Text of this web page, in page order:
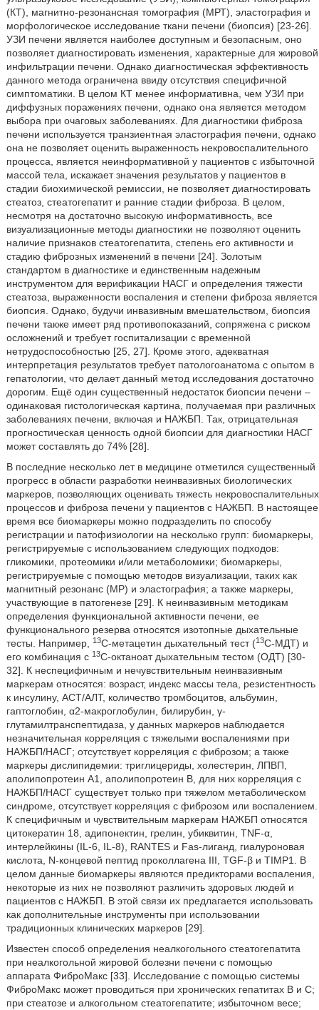
(КТ), магнитно-резонансная томография (МРТ), эластография и
морфологическое исследование ткани печени (биопсия) [23-26].
УЗИ печени является наиболее доступным и безопасным, оно
позволяет диагностировать изменения, характерные для жировой
инфильтрации печени. Однако диагностическая эффективность
данного метода ограничена ввиду отсутствия специфичной
симптоматики. В целом КТ менее информативна, чем УЗИ при
диффузных поражениях печени, однако она является методом
выбора при очаговых заболеваниях. Для диагностики фиброза
печени используется транзиентная эластография печени, однако
она не позволяет оценить выраженность некровоспалительного
процесса, является неинформативной у пациентов с избыточной
массой тела, искажает значения результатов у пациентов в
стадии биохимической ремиссии, не позволяет диагностировать
стеатоз, стеатогепатит и ранние стадии фиброза. В целом,
несмотря на достаточно высокую информативность, все
визуализационные методы диагностики не позволяют оценить
наличие признаков стеатогепатита, степень его активности и
стадию фиброзных изменений в печени [24]. Золотым
стандартом в диагностике и единственным надежным
инструментом для верификации НАСГ и определения тяжести
стеатоза, выраженности воспаления и степени фиброза является
биопсия. Однако, будучи инвазивным вмешательством, биопсия
печени также имеет ряд противопоказаний, сопряжена с риском
осложнений и требует госпитализации с временной
нетрудоспособностью [25, 27]. Кроме этого, адекватная
интерпретация результатов требует патологоанатома с опытом в
гепатологии, что делает данный метод исследования достаточно
дорогим. Ещё один существенный недостаток биопсии печени –
одинаковая гистологическая картина, получаемая при различных
заболеваниях печени, включая и НАЖБП. Так, отрицательная
прогностическая ценность одной биопсии для диагностики НАСГ
может составлять до 74% [28].
В последние несколько лет в медицине отметился существенный
прогресс в области разработки неинвазивных биологических
маркеров, позволяющих оценивать тяжесть некровоспалительных
процессов и фиброза печени у пациентов с НАЖБП. В настоящее
время все биомаркеры можно подразделить по способу
регистрации и патофизиологии на несколько групп: биомаркеры,
регистрируемые с использованием следующих подходов:
гликомики, протеомики и/или метаболомики; биомаркеры,
регистрируемые с помощью методов визуализации, таких как
магнитный резонанс (МР) и эластография; а также маркеры,
участвующие в патогенезе [29]. К неинвазивным методикам
определения функциональной активности печени, ее
функционального резерва относятся изотопные дыхательные
тесты. Например,
13С-метацетин дыхательный тест (13С-МДТ) и
его комбинация с 13С-октаноат дыхательным тестом (ОДТ) [30-
32]. К неспецифичным и нечувствительным неинвазивным
маркерам относятся: возраст, индекс массы тела, резистентность
к инсулину, АСТ/АЛТ, количество тромбоцитов, альбумин,
гаптоглобин, α2-макроглобулин, билирубин, γ-
глутамилтранспептидаза, у данных маркеров наблюдается
незначительная корреляция с тяжелыми воспалениями при
НАЖБП/НАСГ; отсутствует корреляция с фиброзом; а также
маркеры дислипидемии: триглицериды, холестерин, ЛПВП,
аполипопротеин А1, аполипопротеин В, для них корреляция с
НАЖБП/НАСГ существует только при тяжелом метаболическом
синдроме, отсутствует корреляция с фиброзом или воспалением.
К специфичным и чувствительным маркерам НАЖБП относятся
цитокератин 18, адипонектин, грелин, убиквитин, TNF-α,
интерлейкины (IL-6, IL-8), RANTES и Fas-лиганд, гиалуроновая
кислота, N-концевой пептид проколлагена III, TGF-β и TIMP1. В
целом данные биомаркеры являются предикторами воспаления,
некоторые из них не позволяют различить здоровых людей и
пациентов с НАЖБП. В этой связи их предлагается использовать
как дополнительные инструменты при использовании
традиционных клинических маркеров [29].
Известен способ определения неалкогольного стеатогепатита
при неалкогольной жировой болезни печени с помощью
аппарата ФиброМакс [33]. Исследование с помощью системы
ФиброМакс может проводиться при хронических гепатитах В и С;
при стеатозе и алкогольном стеатогепатите; избыточном весе;